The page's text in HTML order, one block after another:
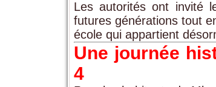
Les autorités ont invité
futures générations tout
école qui appartient
Une journée
4